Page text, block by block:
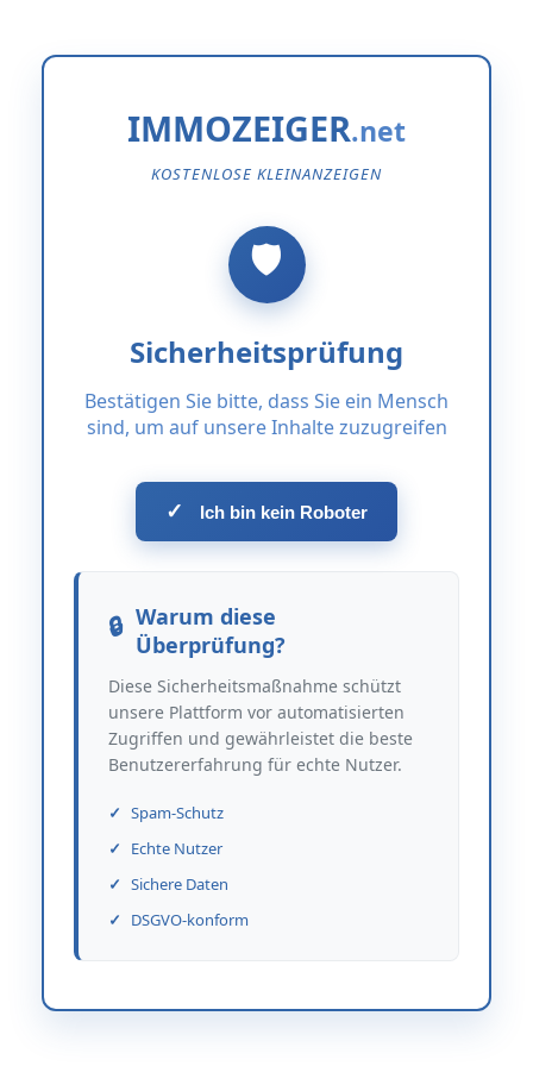
IMMOZEIGER
KOSTENLOSE KLEINANZEIGEN
Sicherheitsprüfung
Bestätigen Sie bitte, dass Sie ein Mensch
sind, um auf unsere Inhalte zuzugreifen
✓ Ich bin kein Roboter
Warum diese
Überprüfung?
Diese Sicherheitsmaßnahme schützt
unsere Plattform vor automatisierten
Zugriffen und gewährleistet die beste
Benutzererfahrung für echte Nutzer.
Spam-Schutz
Echte Nutzer
Sichere Daten
DSGVO-konform